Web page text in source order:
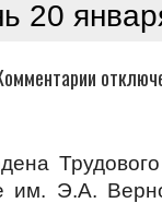
20
записи
Э.А.